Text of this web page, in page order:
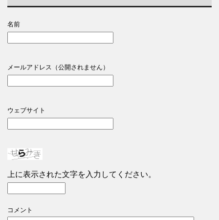
名前
メールアドレス（公開されません）
ウェブサイト
上に表示された文字を入力してください。
コメント